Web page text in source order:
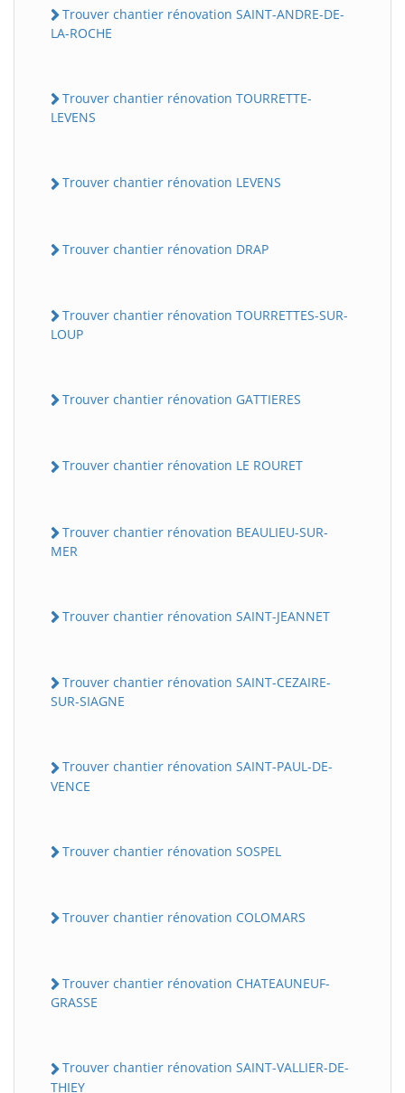
Trouver chantier rénovation SAINT-ANDRE-DE-
LA-ROCHE
Trouver chantier rénovation TOURRETTE-
LEVENS
Trouver chantier rénovation LEVENS
Trouver chantier rénovation DRAP
Trouver chantier rénovation TOURRETTES-SUR-
LOUP
Trouver chantier rénovation GATTIERES
Trouver chantier rénovation LE ROURET
Trouver chantier rénovation BEAULIEU-SUR-
MER
Trouver chantier rénovation SAINT-JEANNET
Trouver chantier rénovation SAINT-CEZAIRE-
SUR-SIAGNE
Trouver chantier rénovation SAINT-PAUL-DE-
VENCE
Trouver chantier rénovation SOSPEL
Trouver chantier rénovation COLOMARS
Trouver chantier rénovation CHATEAUNEUF-
GRASSE
Trouver chantier rénovation SAINT-VALLIER-DE-
THIEY